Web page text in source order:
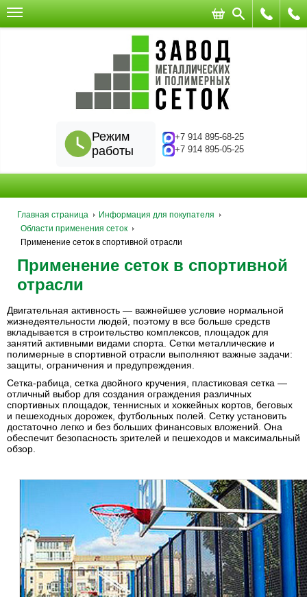
+7 914 895-68-25
+7 914 895-05-25
Режим
работы
Главная страница
Информация для покупателя
Области применения сеток
Применение сеток в спортивной отрасли
Применение сеток в спортивной
отрасли
Двигательная активность — важнейшее условие нормальной
жизнедеятельности людей, поэтому в все больше средств
вкладывается в строительство комплексов, площадок для
занятий активными видами спорта. Сетки металлические и
полимерные в спортивной отрасли выполняют важные задачи:
защиты, ограничения и предупреждения.
Сетка-рабица , сетка двойного кручения, пластиковая сетка —
отличный выбор для создания ограждения различных
спортивных площадок, теннисных и хоккейных кортов, беговых
и пешеходных дорожек, футбольных полей. Сетку установить
достаточно легко и без больших финансовых вложений. Она
обеспечит безопасность зрителей и пешеходов и максимальный
обзор.